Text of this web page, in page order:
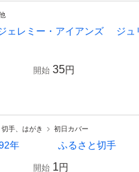
ェレミー・アイアンズ ジュ
開始 35円
切手、はがき 初日カバー
年 ふるさと切手
開始 1円